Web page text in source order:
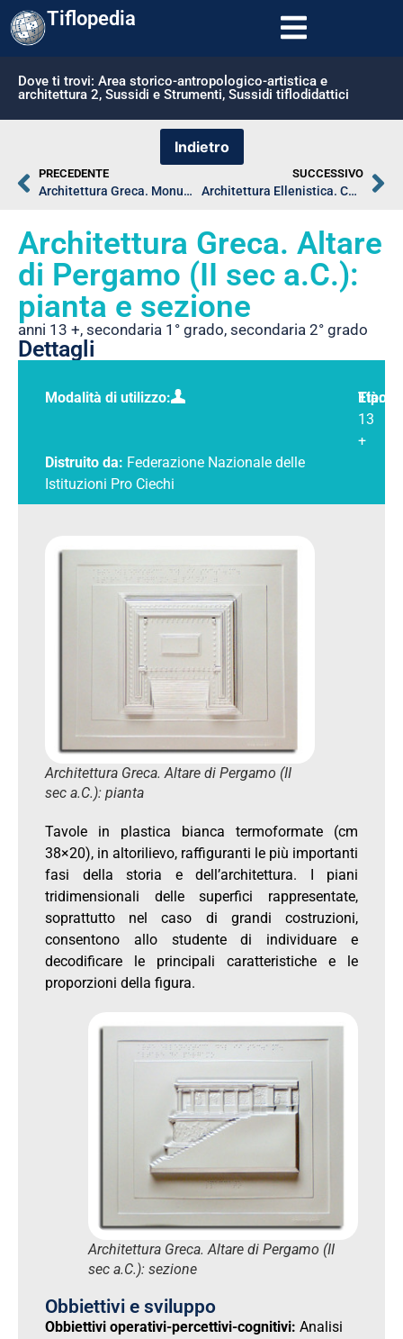
Tiflopedia
Dove ti trovi: Area storico-antropologico-artistica e
architettura 2, Sussidi e Strumenti, Sussidi tiflodidattici
PRECEDENTE
Architettura Greca. Monumento a Lisicrate: prospetto
SUCCESSIVO
Architettura Ellenistica. Casa del poeta tragico a Pompei: pianta
Architettura Greca. Altare
di Pergamo (II sec a.C.):
pianta e sezione
anni 13 +, secondaria 1° grado, secondaria 2° grado
Dettagli
Modalità di utilizzo:
Età:
13
+
Distruito da: Federazione Nazionale delle
Istituzioni Pro Ciechi
Architettura Greca. Altare di Pergamo (II
sec a.C.): pianta
Tavole in plastica bianca termoformate (cm
38×20), in altorilievo, raffiguranti le più importanti
fasi della storia e dell’architettura. I piani
tridimensionali delle superfici rappresentate,
soprattutto nel caso di grandi costruzioni,
consentono allo studente di individuare e
decodificare le principali caratteristiche e le
proporzioni della figura.
Architettura Greca. Altare di Pergamo (II
sec a.C.): sezione
Obbiettivi e sviluppo
Obbiettivi operativi-percettivi-cognitivi: Analisi